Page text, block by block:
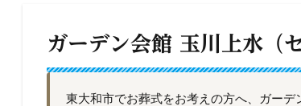
ガーデン会館 玉川上水（
東大和市でお葬式をお考えの方へ、ガー